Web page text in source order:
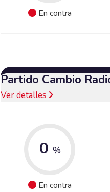
En contra
Partido Cambio
Ver detalles
0 %
En contra